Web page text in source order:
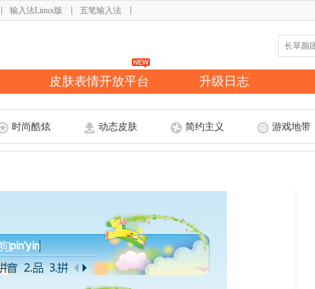
输入法Linux版 五笔输入法
皮肤表情开放平台 升级日志
时尚酷炫 动态皮肤 简约主义 游戏地带